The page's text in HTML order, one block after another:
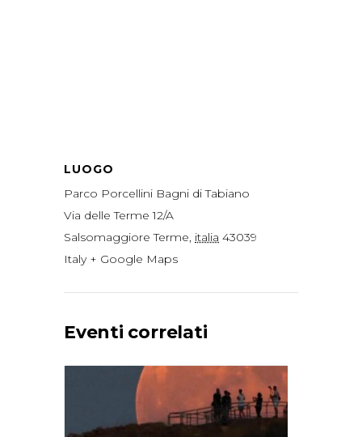
LUOGO
Parco Porcellini Bagni di Tabiano
Via delle Terme 12/A
Salsomaggiore Terme, italia 43039
Italy + Google Maps
Eventi correlati